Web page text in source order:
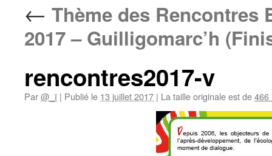
← Thème des Rencontres
2017 – Guilligomarc’h
rencontres2017-v
Par@_ï | Publié le 13 juillet 2017 | La taille originale est de466